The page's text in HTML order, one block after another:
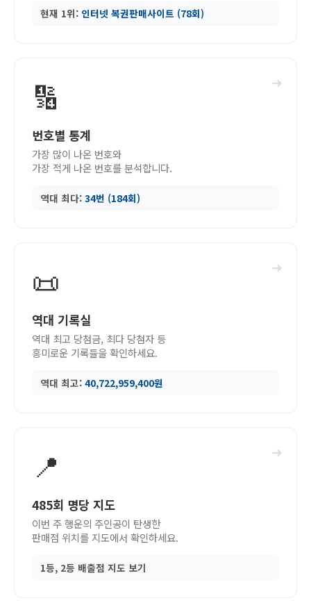
현재 1위: 인터넷 복권판매사이트 (78회)
➜
🔢
번호별 통계
가장 많이 나온 번호와
가장 적게 나온 번호를 분석합니다.
역대 최다: 34번 (184회)
➜
📜
역대 기록실
역대 최고 당첨금, 최다 당첨자 등
흥미로운 기록들을 확인하세요.
역대 최고: 40,722,959,400원
➜
📍
485회 명당 지도
이번 주 행운의 주인공이 탄생한
판매점 위치를 지도에서 확인하세요.
1등, 2등 배출점 지도 보기